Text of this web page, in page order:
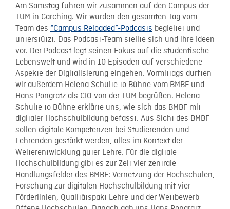
Am Samstag fuhren wir zusammen auf den Campus der
TUM in Garching. Wir wurden den gesamten Tag vom
Team des “Campus Reloaded”-Podcasts begleitet und
unterstützt. Das Podcast-Team stellte sich und ihre Ideen
vor. Der Podcast legt seinen Fokus auf die studentische
Lebenswelt und wird in 10 Episoden auf verschiedene
Aspekte der Digitalisierung eingehen. Vormittags durften
wir außerdem Helena Schulte to Bühne vom BMBF und
Hans Pongratz als CIO von der TUM begrüßen. Helena
Schulte to Bühne erklärte uns, wie sich das BMBF mit
digitaler Hochschulbildung befasst. Aus Sicht des BMBF
sollen digitale Kompetenzen bei Studierenden und
Lehrenden gestärkt werden, alles im Kontext der
Weiterentwicklung guter Lehre. Für die digitale
Hochschulbildung gibt es zur Zeit vier zentrale
Handlungsfelder des BMBF: Vernetzung der Hochschulen,
Forschung zur digitalen Hochschulbildung mit vier
Förderlinien, Qualitätspakt Lehre und der Wettbewerb